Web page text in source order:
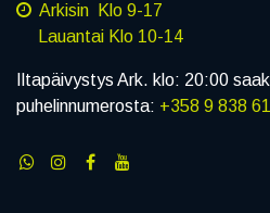
Arkisin Klo 9-17
Lauantai Klo 10-14
Iltapäivystys Ark. klo: 20:00
puhelinnumerosta: +358 9 838